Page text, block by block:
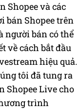
Shopee và các
bán Shopee trên
người bán có thể
về cách bắt đầu
hiệu quả.
tôi đã tung ra
Shopee Live cho
trình